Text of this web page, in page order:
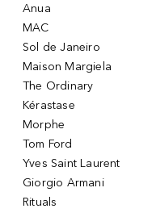
Anua
MAC
Sol de Janeiro
Maison Margiela
The Ordinary
Kérastase
Morphe
Tom Ford
Yves Saint Laurent
Giorgio Armani
Rituals